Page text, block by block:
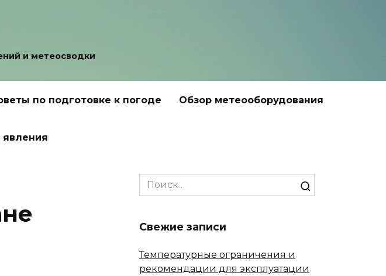
и метеосводки
по подготовке к погоде Обзор метеооборудования
Search
for:
Свежие записи
Температурные ограничения и
рекомендации для эксплуатации